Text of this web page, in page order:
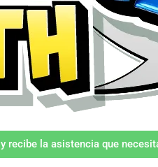
y recibe la asistencia que